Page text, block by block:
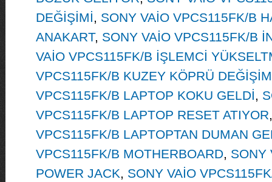
DEĞİŞİMİ, SONY VAİO VPCS115FK/B
ANAKART, SONY VAİO VPCS115FK/B
VAİO VPCS115FK/B İŞLEMCİ
VPCS115FK/B KUZEY KÖPRÜ
VPCS115FK/B LAPTOP KOKU GELDİ,
VPCS115FK/B LAPTOP RESET ATIYOR
VPCS115FK/B LAPTOPTAN DUMAN
VPCS115FK/B MOTHERBOARD, SONY
POWER JACK, SONY VAİO